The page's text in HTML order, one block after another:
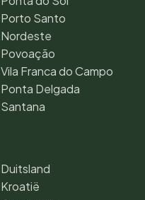
Porto Santo
Nordeste
Povoação
Vila Franca do Campo
Ponta Delgada
Santana
Duitsland
Kroatië